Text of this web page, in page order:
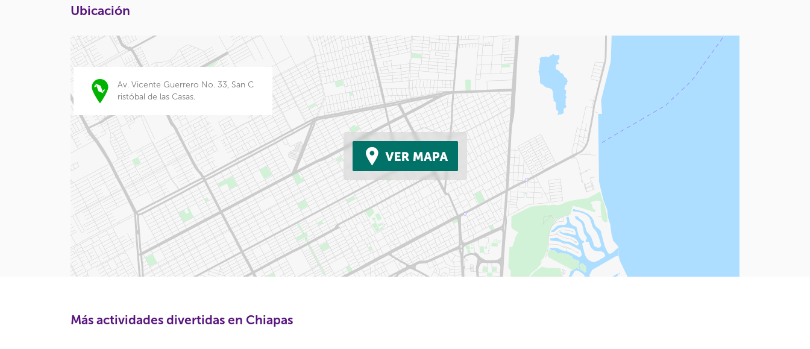
Ubicación
Av. Vicente Guerrero No. 33, San C
ristóbal de las Casas.
Más actividades divertidas en Chiapas